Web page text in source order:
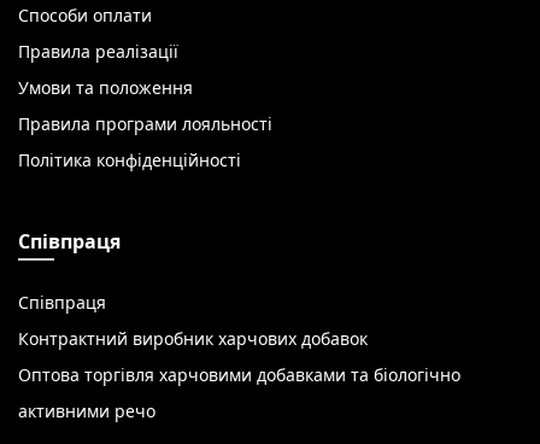
Способи оплати
Правила реалізації
Умови та положення
Правила програми лояльності
Політика конфіденційності
Співпраця
Співпраця
Контрактний виробник харчових добавок
Оптова торгівля харчовими добавками та біологічно
активними речо